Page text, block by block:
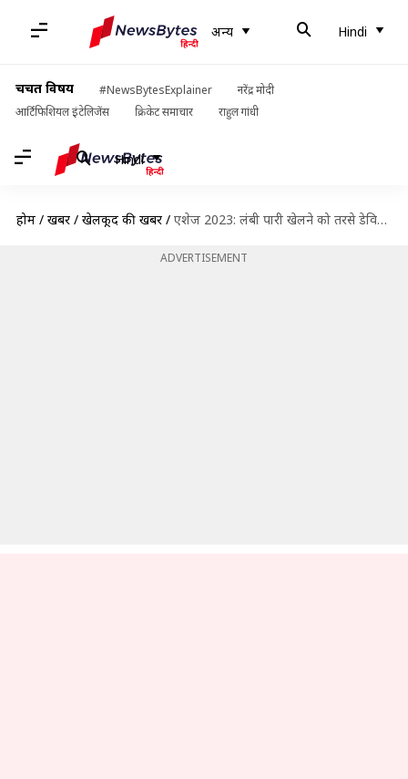
अन्य Hindi
चर्चित विषय #NewsBytesExplainer
नरेंद्र मोदी
आर्टिफिशियल इंटेलिजेंस
क्रिकेट समाचार राहुल गांधी
Hindi
होम / खबरें / खेलकूद की खबरें / एशेज 2023: लंबी पारी खेलने को तरसे डेविड वार्नर, 7 पारियों में लगाया सिर्फ 1 अर्धशतक
ADVERTISEMENT